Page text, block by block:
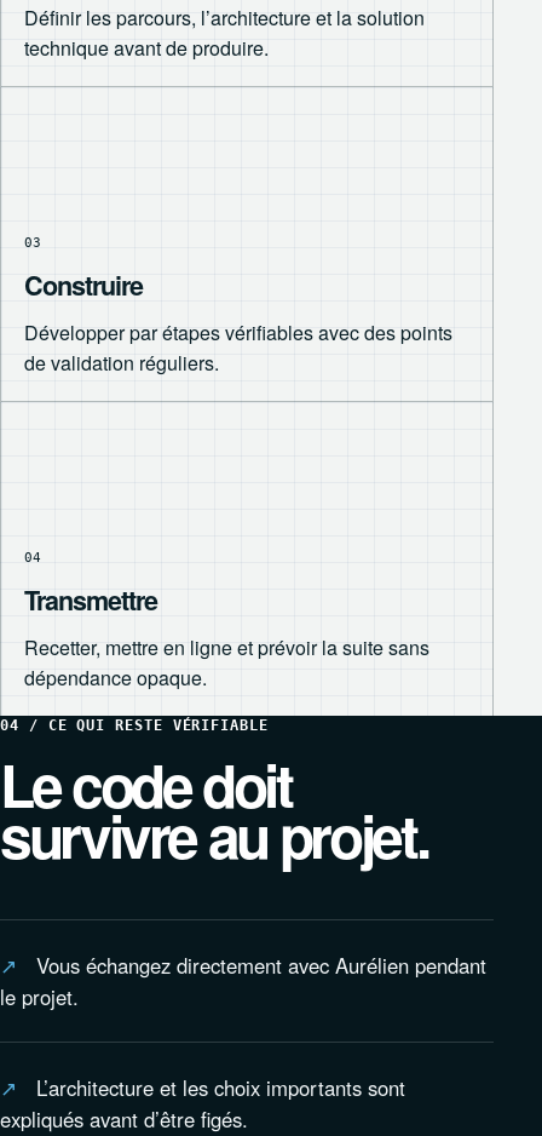
Définir les parcours, l’architecture et la solution
technique avant de produire.
03
Construire
Développer par étapes vérifiables avec des points
de validation réguliers.
04
Transmettre
Recetter, mettre en ligne et prévoir la suite sans
dépendance opaque.
04 / CE QUI RESTE VÉRIFIABLE
Le code doit
survivre au projet.
Vous échangez directement avec Aurélien pendant
le projet.
L’architecture et les choix importants sont
expliqués avant d’être figés.